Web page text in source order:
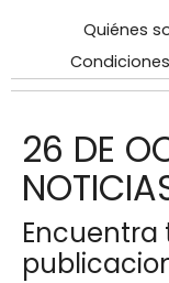
Quiénes
26 DE
Encuentra